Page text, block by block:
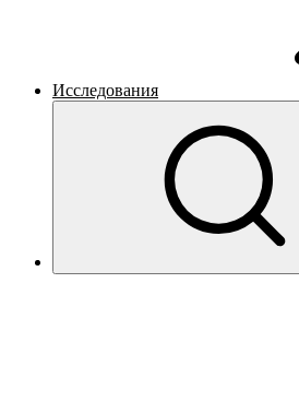
Исследования